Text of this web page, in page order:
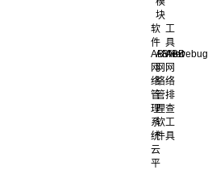
块
软
件
ABView
网
络
管
理
系
统
ABNet
网
络
管
理
软
件
工
具
ABDebug
网
络
排
查
工
具
云
平